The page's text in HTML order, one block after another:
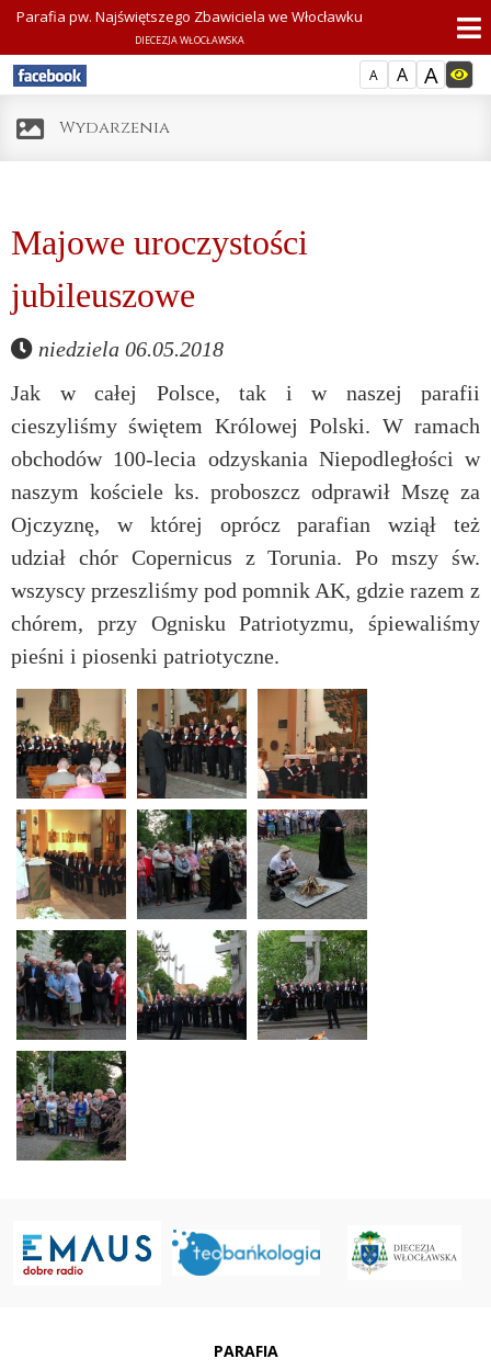
A A A
Parafia pw. Najświętszego Zbawiciela we Włocławku
DIECEZJA WŁOCŁAWSKA
Wydarzenia
Majowe uroczystości
jubileuszowe
niedziela 06.05.2018
Jak w całej Polsce, tak i w naszej parafii
cieszyliśmy świętem Królowej Polski. W ramach
obchodów 100-lecia odzyskania Niepodległości w
naszym kościele ks. proboszcz odprawił Mszę za
Ojczyznę, w której oprócz parafian wziął też
udział chór Copernicus z Torunia. Po mszy św.
wszyscy przeszliśmy pod pomnik AK, gdzie razem z
chórem, przy Ognisku Patriotyzmu, śpiewaliśmy
pieśni i piosenki patriotyczne.
PARAFIA